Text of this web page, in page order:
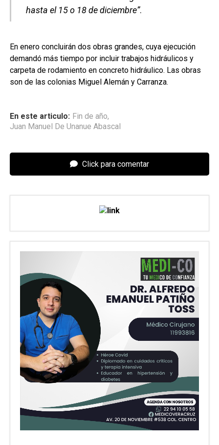
hasta el 15 o 18 de diciembre”.
En enero concluirán dos obras grandes, cuya ejecución
demandó más tiempo por incluir trabajos hidráulicos y
carpeta de rodamiento en concreto hidráulico. Las obras
son de las colonias Miguel Alemán y Carranza.
En este articulo: Fin de año,
Juan Manuel De Unanue Abascal
Click para comentar